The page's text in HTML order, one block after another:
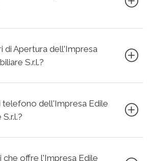
di Apertura dell'Impresa
S.r.l.?
telefono dell'Impresa Edile
che offre l'Impresa Edile